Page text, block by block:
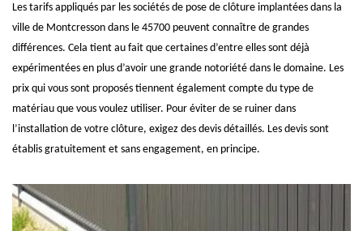
Les tarifs appliqués par les sociétés de pose de clôture implantées dans la
ville de Montcresson dans le 45700 peuvent connaître de grandes
différences. Cela tient au fait que certaines d’entre elles sont déjà
expérimentées en plus d’avoir une grande notoriété dans le domaine. Les
prix qui vous sont proposés tiennent également compte du type de
matériau que vous voulez utiliser. Pour éviter de se ruiner dans
l’installation de votre clôture, exigez des devis détaillés. Les devis sont
établis gratuitement et sans engagement, en principe.